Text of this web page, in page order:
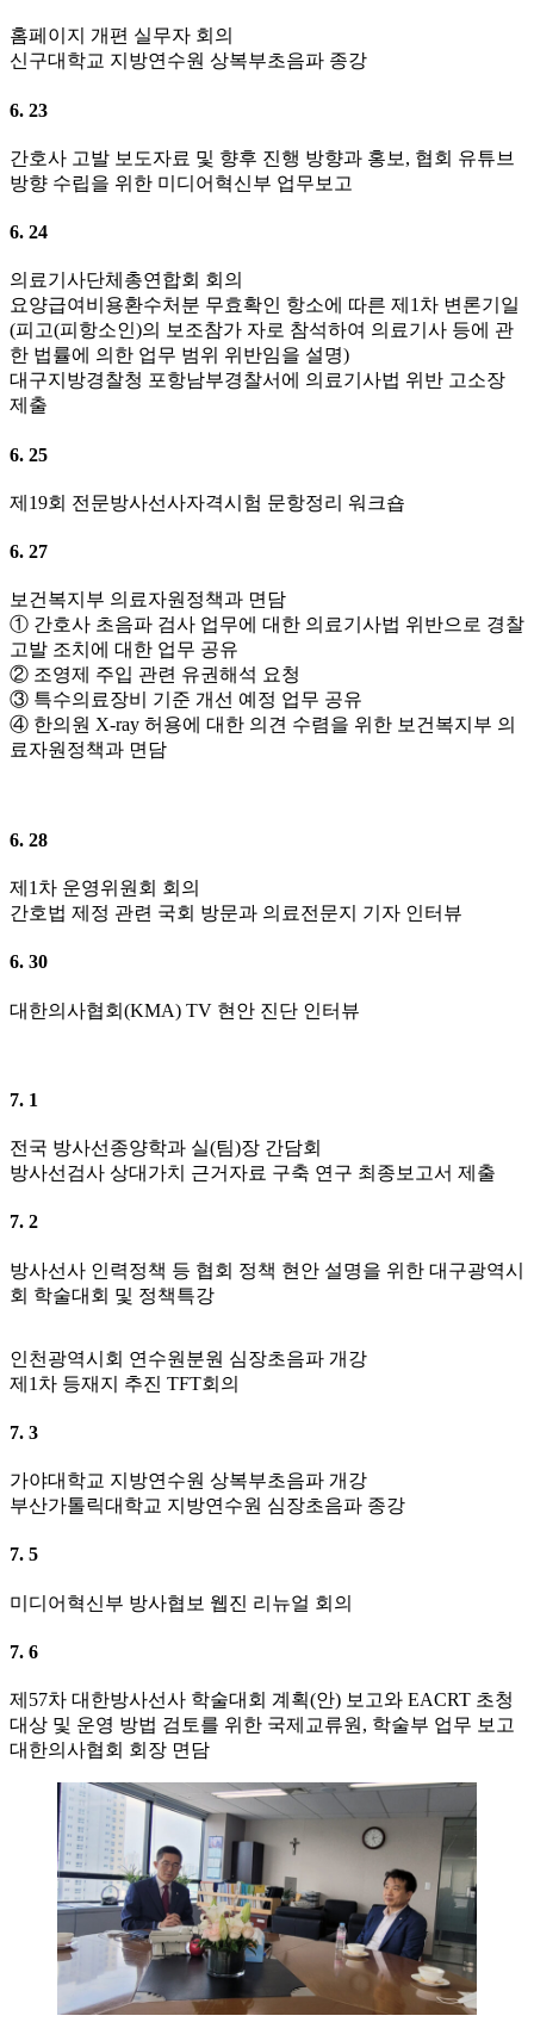
홈페이지 개편 실무자 회의
신구대학교 지방연수원 상복부초음파 종강
6. 23
간호사 고발 보도자료 및 향후 진행 방향과 홍보, 협회 유튜브
방향 수립을 위한 미디어혁신부 업무보고
6. 24
의료기사단체총연합회 회의
요양급여비용환수처분 무효확인 항소에 따른 제1차 변론기일
(피고(피항소인)의 보조참가 자로 참석하여 의료기사 등에 관
한 법률에 의한 업무 범위 위반임을 설명)
대구지방경찰청 포항남부경찰서에 의료기사법 위반 고소장
제출
6. 25
제19회 전문방사선사자격시험 문항정리 워크숍
6. 27
보건복지부 의료자원정책과 면담
① 간호사 초음파 검사 업무에 대한 의료기사법 위반으로 경찰
고발 조치에 대한 업무 공유
② 조영제 주입 관련 유권해석 요청
③ 특수의료장비 기준 개선 예정 업무 공유
④ 한의원 X-ray 허용에 대한 의견 수렴을 위한 보건복지부 의
료자원정책과 면담
6. 28
제1차 운영위원회 회의
간호법 제정 관련 국회 방문과 의료전문지 기자 인터뷰
6. 30
대한의사협회(KMA) TV 현안 진단 인터뷰
7. 1
전국 방사선종양학과 실(팀)장 간담회
방사선검사 상대가치 근거자료 구축 연구 최종보고서 제출
7. 2
방사선사 인력정책 등 협회 정책 현안 설명을 위한 대구광역시
회 학술대회 및 정책특강
인천광역시회 연수원분원 심장초음파 개강
제1차 등재지 추진 TFT회의
7. 3
가야대학교 지방연수원 상복부초음파 개강
부산가톨릭대학교 지방연수원 심장초음파 종강
7. 5
미디어혁신부 방사협보 웹진 리뉴얼 회의
7. 6
제57차 대한방사선사 학술대회 계획(안) 보고와 EACRT 초청
대상 및 운영 방법 검토를 위한 국제교류원, 학술부 업무 보고
대한의사협회 회장 면담